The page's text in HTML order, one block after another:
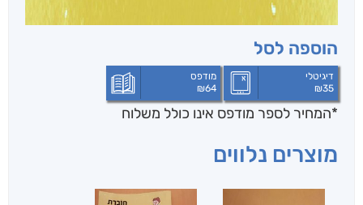
הוספה לסל
דיגיטלי
₪35
מודפס
₪64
*המחיר לספר מודפס אינו כולל משלוח
מוצרים נלווים